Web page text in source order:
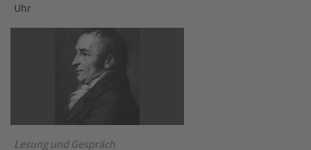
Uhr
Lesung und Gespräch